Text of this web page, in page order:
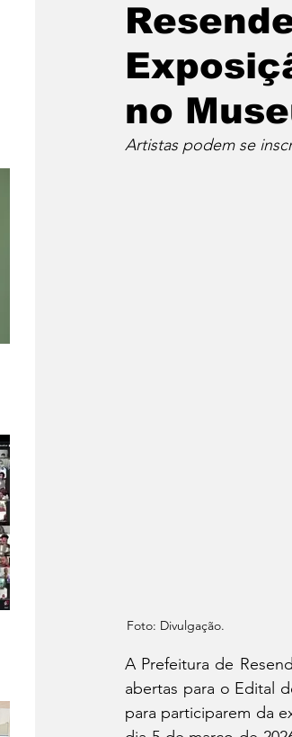
Dois cafés e a conta
no
Artistas podem se
Foto: Divulgação.
A Prefeitura de
abertas para o Edital
para participarem da